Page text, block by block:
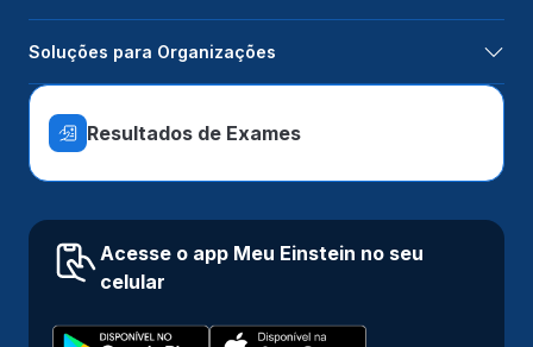
Soluções para Organizações
Resultados de Exames
Acesse o app Meu Einstein no seu
celular